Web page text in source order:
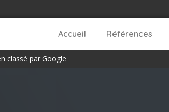
Accueil Références
classé par Google